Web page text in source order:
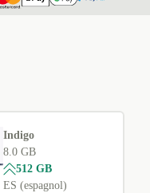
Indigo
8.0 GB
512 GB
ES (espagnol)